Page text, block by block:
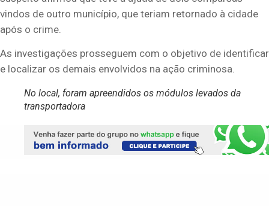
vindos de outro município, que teriam retornado à cidade
após o crime.
As investigações prosseguem com o objetivo de identificar
e localizar os demais envolvidos na ação criminosa.
No local, foram apreendidos os módulos levados da
transportadora